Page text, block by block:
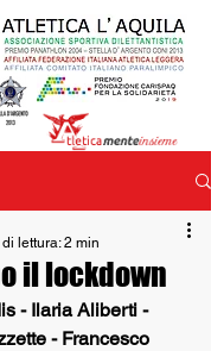
il lockdown
lettura: 2 min
- Ilaria Aliberti -
- Francesco